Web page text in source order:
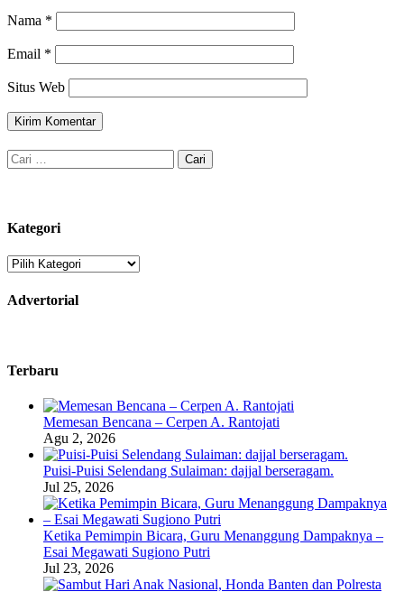
Nama *
Email *
Situs Web
Cari
untuk:
Kategori
Kategori
Advertorial
Terbaru
Memesan Bencana – Cerpen A. Rantojati
Agu 2, 2026
Puisi-Puisi Selendang Sulaiman: dajjal berseragam.
Jul 25, 2026
Ketika Pemimpin Bicara, Guru Menanggung Dampaknya –
Esai Megawati Sugiono Putri
Jul 23, 2026